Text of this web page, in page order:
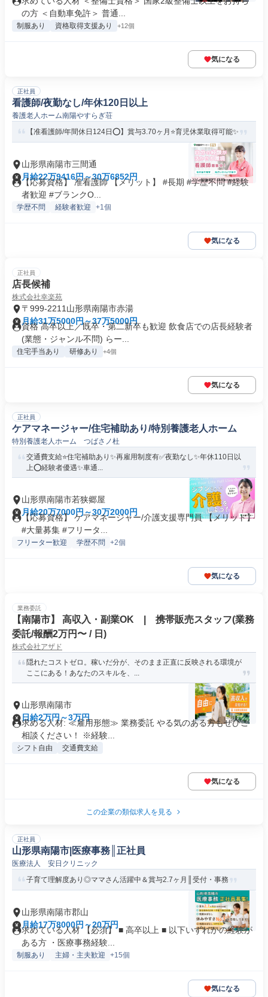
の方 ＜自動車免許＞ 普通...
制服あり 資格取得支援あり +12個
気になる
正社員
看護師/夜勤なし/年休120日以上
養護老人ホーム南陽やすらぎ荘
【准看護師/年間休日124日⭕】賞与3.70ヶ月⭐育児休業取得可能✨
山形県南陽市三間通
月給22万9416円～30万6852円
【応募資格】 准看護師 【メリット】 #長期 #学歴不問 #経験
者歓迎 #ブランクO...
学歴不問 経験者歓迎 +1個
気になる
正社員
店長候補
株式会社幸楽苑
〒999-2211山形県南陽市赤湯
月給31万5000円～37万5000円
資格 高卒以上／既卒・第二新卒も歓迎 飲食店での店長経験者
(業態・ジャンル不問) らー...
住宅手当あり 研修あり +4個
気になる
正社員
ケアマネージャー/住宅補助あり/特別養護老人ホーム
特別養護老人ホーム つばさノ杜
交通費支給⭐️住宅補助あり✨再雇用制度有✅️夜勤なし✨年休110日以
上⭕️経験者優遇✨車通...
山形県南陽市若狭郷屋
月給20万7000円～30万2000円
【応募資格】 ケアマネージャー/介護支援専門員 【メリット】
#大量募集 #フリータ...
フリーター歓迎 学歴不問 +2個
気になる
業務委託
【南陽市】 高収入・副業OK | 携帯販売スタッフ(業務
委託/報酬2万円〜 / 日)
株式会社アザド
隠れたコストゼロ。稼いだ分が、そのまま正直に反映される環境が
ここにある！あなたのスキルを、...
山形県南陽市
日給2万円～3万円
求める人材: ≪雇用形態≫ 業務委託 やる気のある方もぜひご
相談ください！ ※経験...
シフト自由 交通費支給
気になる
この企業の類似求人を見る
正社員
山形県南陽市|医療事務║正社員
医療法人 安日クリニック
子育て理解度あり◎ママさん活躍中＆賞与2.7ヶ月║受付・事務
山形県南陽市郡山
月給17万8000円～20万円
求めている人材 【必須】 ■ 高卒以上 ■ 以下いずれかの経験が
ある方 ・医療事務経験...
制服あり 主婦・主夫歓迎 +15個
気になる